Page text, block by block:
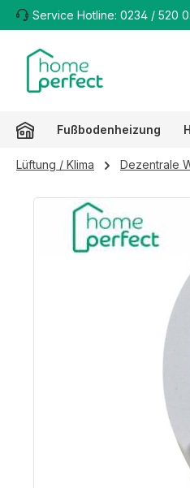
Hauptinhalt springen
Zur Suche springen
Zur Hauptnavigation
Service Hotline: 0234 / 520
Fußbodenheizung
Lüftung / Klima Dezentrale
Bildergalerie überspringen